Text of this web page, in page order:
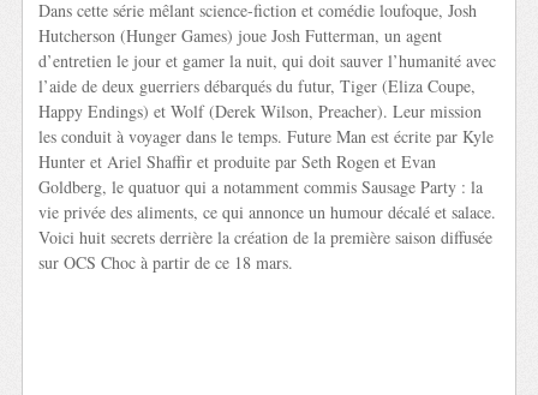
Dans cette série mêlant science-fiction et comédie loufoque, Josh
Hutcherson (Hunger Games) joue Josh Futterman, un agent
d’entretien le jour et gamer la nuit, qui doit sauver l’humanité avec
l’aide de deux guerriers débarqués du futur, Tiger (Eliza Coupe,
Happy Endings) et Wolf (Derek Wilson, Preacher). Leur mission
les conduit à voyager dans le temps. Future Man est écrite par Kyle
Hunter et Ariel Shaffir et produite par Seth Rogen et Evan
Goldberg, le quatuor qui a notamment commis Sausage Party : la
vie privée des aliments, ce qui annonce un humour décalé et salace.
Voici huit secrets derrière la création de la première saison diffusée
sur OCS Choc à partir de ce 18 mars.